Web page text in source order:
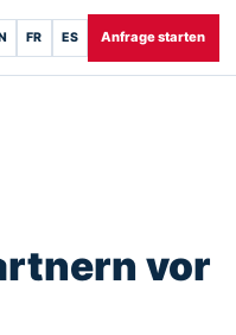
FR ES Anfrage starten
vor